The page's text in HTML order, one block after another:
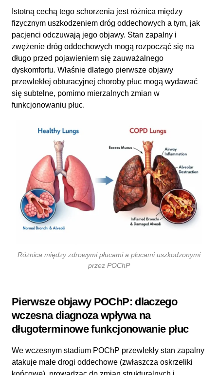
Istotną cechą tego schorzenia jest różnica między
fizycznym uszkodzeniem dróg oddechowych a tym, jak
pacjenci odczuwają jego objawy. Stan zapalny i
zwężenie dróg oddechowych mogą rozpocząć się na
długo przed pojawieniem się zauważalnego
dyskomfortu. Właśnie dlatego pierwsze objawy
przewlekłej obturacyjnej choroby płuc mogą wydawać
się subtelne, pomimo mierzalnych zmian w
funkcjonowaniu płuc.
Różnica między zdrowymi płucami a płucami uszkodzonymi
przez POChP
Pierwsze objawy POChP: dlaczego
wczesna diagnoza wpływa na
długoterminowe funkcjonowanie płuc
We wczesnym stadium POChP przewlekły stan zapalny
atakuje małe drogi oddechowe (zwłaszcza oskrzeliki